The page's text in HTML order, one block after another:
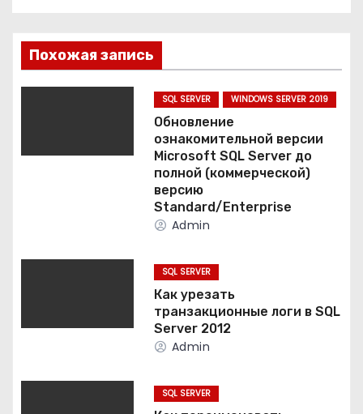
а
ц
я
з
п
с
Похожая запись
SQL SERVER WINDOWS SERVER 2019
Обновление
ознакомительной версии
Microsoft SQL Server до
полной (коммерческой)
версию
Standard/Enterprise
Admin
SQL SERVER
Как урезать
транзакционные логи в SQL
Server 2012
Admin
SQL SERVER